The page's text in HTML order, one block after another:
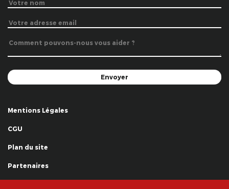
Mentions Légales
CGU
Plan du site
Partenaires